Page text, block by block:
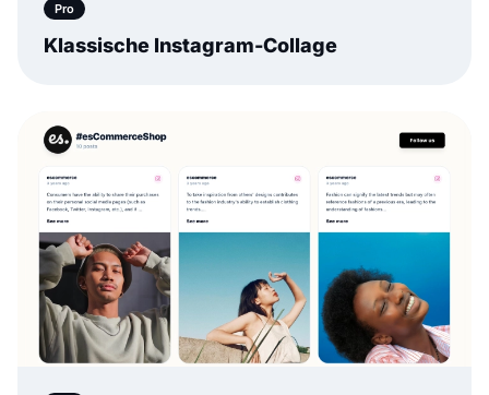
Pro
Klassische Instagram-Collage